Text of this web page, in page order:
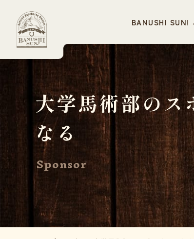
BANUSHI SUN!
大学馬術部のス
なる
Sponsor